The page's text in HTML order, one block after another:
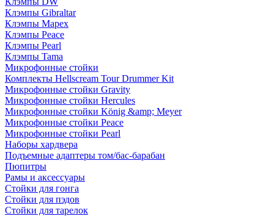
Клэмпы Gibraltar
Клэмпы Mapex
Клэмпы Peace
Клэмпы Pearl
Клэмпы Tama
Микрофонные стойки
Комплекты Hellscream Tour Drummer Kit
Микрофонные стойки Gravity
Микрофонные стойки Hercules
Микрофонные стойки König &amp; Meyer
Микрофонные стойки Peace
Микрофонные стойки Pearl
Наборы хардвера
Подъемные адаптеры том/бас-барабан
Пюпитры
Рамы и аксессуары
Стойки для гонга
Стойки для пэдов
Стойки для тарелок